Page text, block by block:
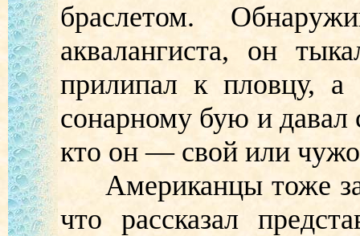
браслетом.
аквалангиста, он
прилипал к пловцу,
сонарному бую и
кто он — свой или
Американцы тоже
что рассказал